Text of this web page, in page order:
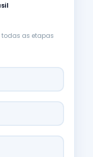
todas as etapas